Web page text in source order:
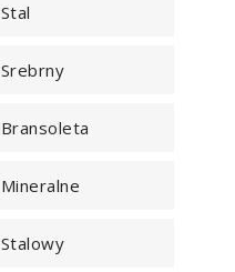
Stal
Srebrny
Bransoleta
Mineralne
Stalowy